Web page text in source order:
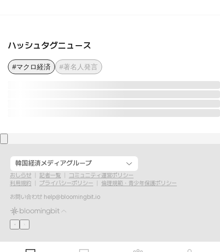
ハッシュタグニュース
#マクロ経済 #著名人発言
韓国経済メディアグループ
おしらせ 記者一覧
コミュニティ運営ポリシー
利用規約
プライバシーポリシー
倫理規範・青少年保護ポリシー
お問い合わせ help@bloomingbit.io